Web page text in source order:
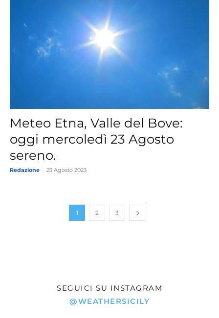
Meteo Etna, Valle del Bove:
oggi mercoledì 23 Agosto
sereno.
Redazione 23 Agosto 2023
1 2 3
SEGUICI SU INSTAGRAM
@WEATHERSICILY